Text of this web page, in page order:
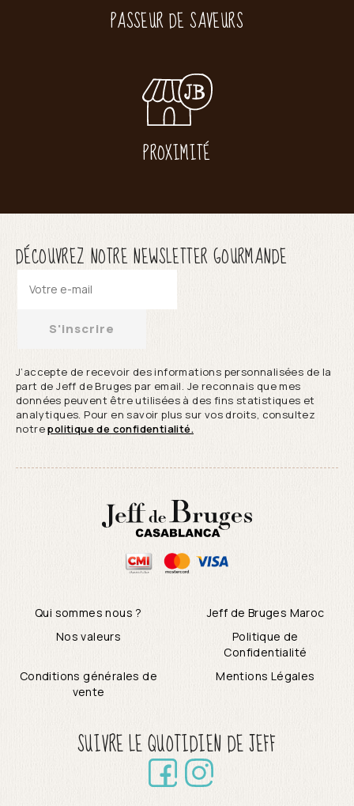
PASSEUR DE SAVEURS
PROXIMITÉ
DÉCOUVREZ NOTRE NEWSLETTER GOURMANDE
S'inscrire
J’accepte de recevoir des informations personnalisées de la
part de Jeff de Bruges par email. Je reconnais que mes
données peuvent être utilisées à des fins statistiques et
analytiques. Pour en savoir plus sur vos droits, consultez
notrepolitique de confidentialité.
Qui sommes nous ?
Jeff de Bruges Maroc
Nos valeurs
Politique de
Confidentialité
Conditions générales de
vente
Mentions Légales
SUIVRE LE QUOTIDIEN DE JEFF